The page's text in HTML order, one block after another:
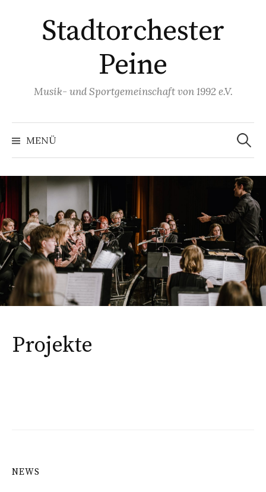
Stadtorchester
Peine
Musik- und Sportgemeinschaft von 1992 e.V.
MENÜ
Suchen
nach:
Projekte
NEWS